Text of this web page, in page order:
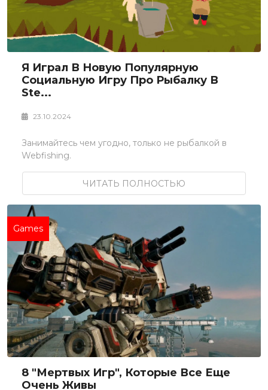
Я Играл В Новую Популярную
Социальную Игру Про Рыбалку В
Ste...
23.10.2024
Занимайтесь чем угодно, только не рыбалкой в
Webfishing.
ЧИТАТЬ ПОЛНОСТЬЮ
Games
8 "мертвых Игр", Которые Все Еще
Очень Живы